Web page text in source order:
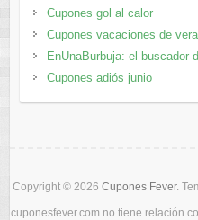
Cupones gol al calor
Cupones vacaciones de
EnUnaBurbuja: el buscador
Cupones adiós junio
Copyright © 2026 Cupones Fever.
cuponesfever.com no tiene relación